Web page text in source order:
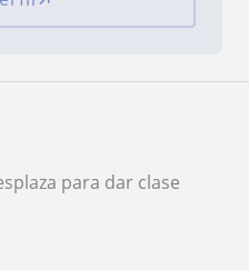
para dar clase